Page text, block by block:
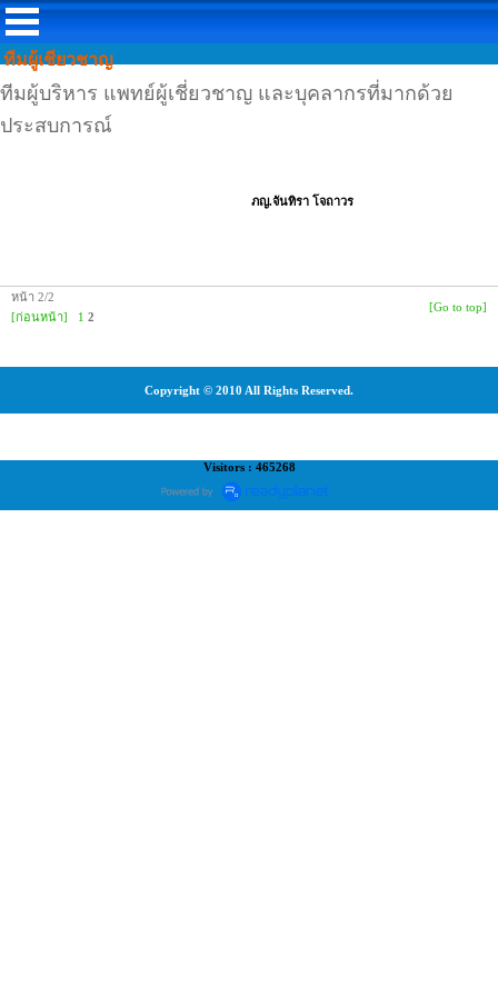
ทีมผู้เชียวชาญ
ทีมผู้บริหาร แพทย์ผู้เชี่ยวชาญ และบุคลากรที่มากด้วย
ประสบการณ์
ภญ.จันทิรา โจถาวร
หน้า 2/2
[ก่อนหน้า]
1 2
[Go to top]
Copyright © 2010 All Rights Reserved.
Visitors : 465268